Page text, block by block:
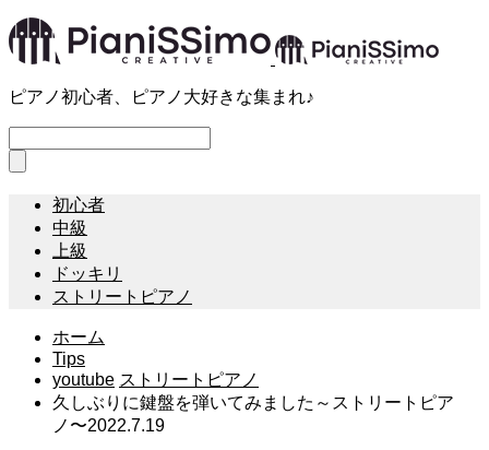
ピアノ初心者、ピアノ大好きな集まれ♪
初心者
中級
上級
ドッキリ
ストリートピアノ
ホーム
Tips
youtube ストリートピアノ
久しぶりに鍵盤を弾いてみました～ストリートピア
ノ〜2022.7.19